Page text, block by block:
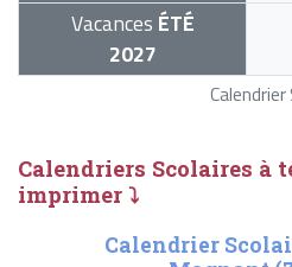
Vacances ÉTÉ
2027
Calendriers Scolaires à
imprimer ⤵
Calendrier